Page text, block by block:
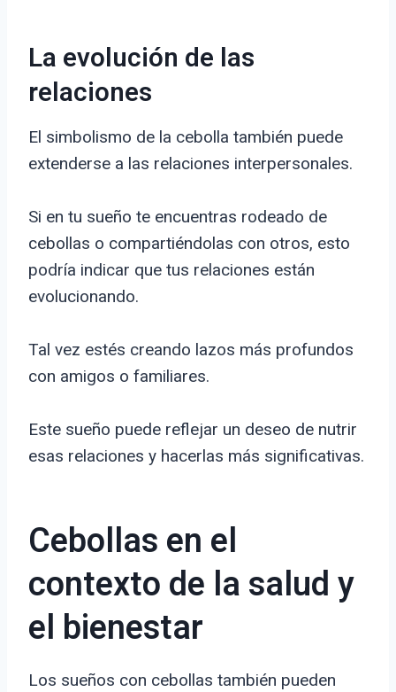
La evolución de las
relaciones
El simbolismo de la cebolla también puede
extenderse a las relaciones interpersonales.
Si en tu sueño te encuentras rodeado de
cebollas o compartiéndolas con otros, esto
podría indicar que tus relaciones están
evolucionando.
Tal vez estés creando lazos más profundos
con amigos o familiares.
Este sueño puede reflejar un deseo de nutrir
esas relaciones y hacerlas más significativas.
Cebollas en el
contexto de la salud y
el bienestar
Los sueños con cebollas también pueden